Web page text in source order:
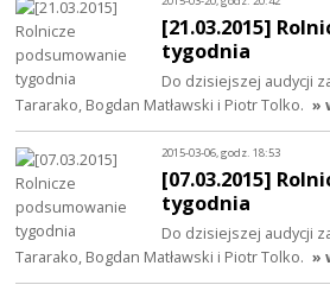
[21.03.2015]
tygodnia
Do dzisiejszej audycji
Tararako, Bogdan Matławski i Piotr Tolko. »
2015-03-06, godz. 18:53
[07.03.2015]
tygodnia
Do dzisiejszej audycji
Tararako, Bogdan Matławski i Piotr Tolko. »